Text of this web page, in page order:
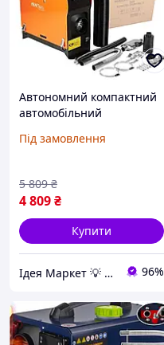
Автономний компактний
автомобільний
12/15В Kraft&Dele
Під замовлення
4 809₴
5 809 ₴
Купити
Ідея Маркет 💡 Інтернет-магазин корисних ідей 96%